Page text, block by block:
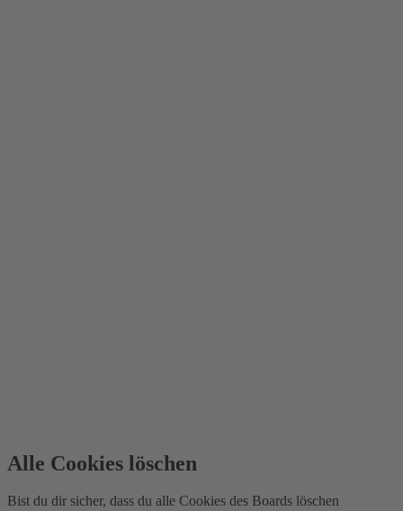
Alle Cookies löschen
Bist du dir sicher, dass du alle Cookies des Boards löschen